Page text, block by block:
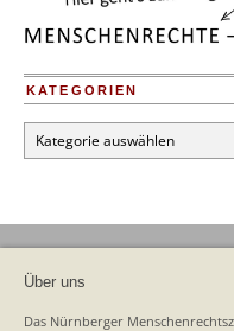
KATEGORIEN
Kategorien
Über uns
Das Nürnberger